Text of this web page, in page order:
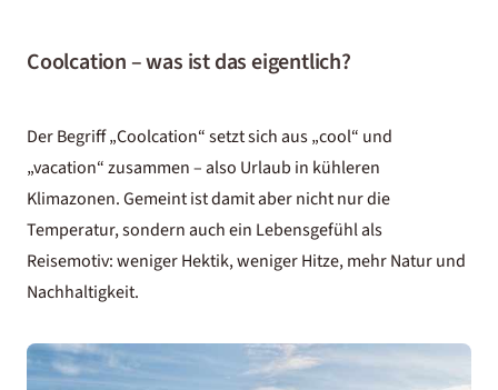
Coolcation – was ist das eigentlich?
Der Begriff „Coolcation“ setzt sich aus „cool“ und
„vacation“ zusammen – also Urlaub in kühleren
Klimazonen. Gemeint ist damit aber nicht nur die
Temperatur, sondern auch ein Lebensgefühl als
Reisemotiv: weniger Hektik, weniger Hitze, mehr Natur und
Nachhaltigkeit.